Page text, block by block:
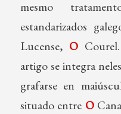
mesmo
estandarizados
Lucense, O
artigo se integra
grafarse en
situado entre O